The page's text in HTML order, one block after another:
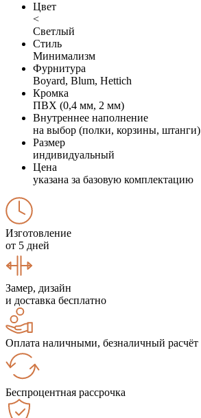
Цвет
<
Светлый
Стиль
Минимализм
Фурнитура
Boyard, Blum, Hettich
Кромка
ПВХ (0,4 мм, 2 мм)
Внутреннее наполнение
на выбор (полки, корзины, штанги)
Размер
индивидуальный
Цена
указана за базовую комплектацию
Изготовление
от 5 дней
Замер, дизайн
и доставка бесплатно
Оплата наличными, безналичный расчёт
Беспроцентная рассрочка